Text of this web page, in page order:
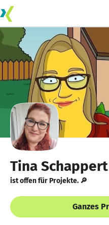
Tina Schappert
ist offen für Projekte. 🔎
Ganzes